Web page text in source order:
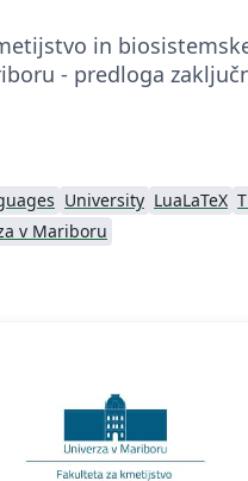
in
- predloga
University LuaLaTeX
v Mariboru